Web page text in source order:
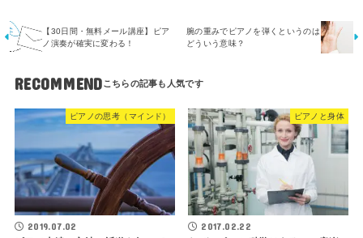
【30日間・無料メール講座】ピア
ノ演奏が確実に変わる！
腕の重みでピアノを弾くというのは
どういう意味？
RECOMMEND
ピアノの思考（マインド）
2019.07.02
ピアノと身体
2017.02.22